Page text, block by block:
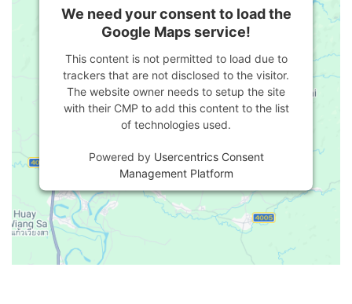
We need your consent to load the
Google Maps service!
This content is not permitted to load due to
trackers that are not disclosed to the visitor.
The website owner needs to setup the site
with their CMP to add this content to the list
of technologies used.
Powered by Usercentrics Consent
Management Platform